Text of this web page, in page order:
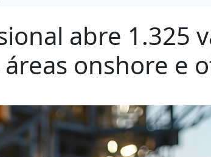
abre 1.325
onshore e